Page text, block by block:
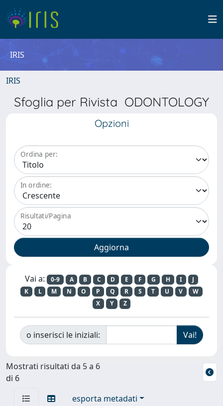
IRIS
IRIS
Sfoglia per Rivista ODONTOLOGY
Opzioni
Ordina per:
In ordine:
Risultati/Pagina
Vai a: 0-9 A B C D E F G H I
J
K
L M N O P Q R S T U V
W
X
Y Z
o inserisci le iniziali:
Mostrati risultati da 5 a 6
di 6
esporta metadati